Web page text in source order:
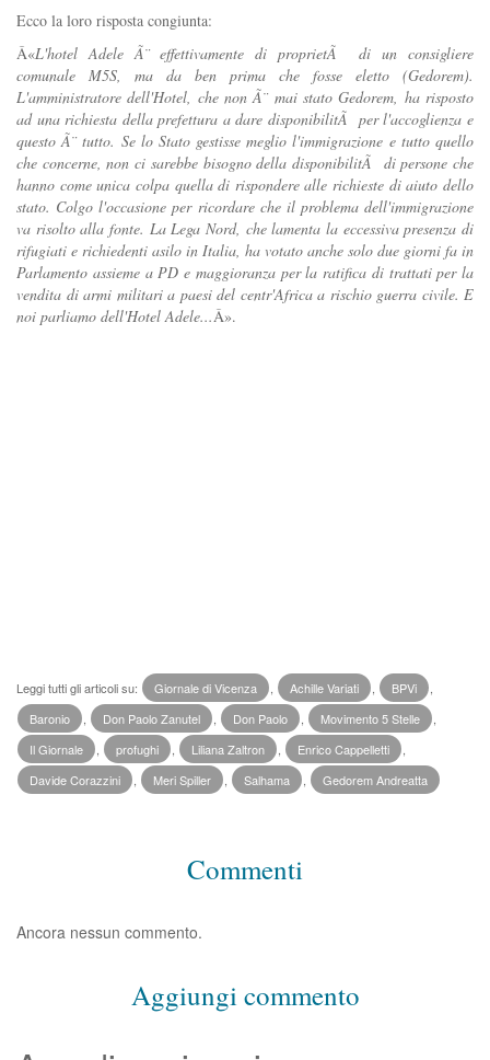
Ecco la loro risposta congiunta:
Â«L'hotel Adele Ã¨ effettivamente di proprietÃ di un consigliere
comunale M5S, ma da ben prima che fosse eletto (Gedorem).
L'amministratore dell'Hotel, che non Ã¨ mai stato Gedorem, ha risposto
ad una richiesta della prefettura a dare disponibilitÃ per l'accoglienza e
questo Ã¨ tutto. Se lo Stato gestisse meglio l'immigrazione e tutto quello
che concerne, non ci sarebbe bisogno della disponibilitÃ di persone che
hanno come unica colpa quella di rispondere alle richieste di aiuto dello
stato. Colgo l'occasione per ricordare che il problema dell'immigrazione
va risolto alla fonte. La Lega Nord, che lamenta la eccessiva presenza di
rifugiati e richiedenti asilo in Italia, ha votato anche solo due giorni fa in
Parlamento assieme a PD e maggioranza per la ratifica di trattati per la
vendita di armi militari a paesi del centr'Africa a rischio guerra civile. E
noi parliamo dell'Hotel Adele...Â».
Leggi tutti gli articoli su: Giornale di Vicenza Achille Variati BPVi
Baronio
Don Paolo Zanutel Don Paolo Movimento 5 Stelle
Il Giornale
profughi Liliana Zaltron Enrico Cappelletti
Davide Corazzini
Meri Spiller Salhama Gedorem Andreatta
Commenti
Ancora nessun commento.
Aggiungi commento